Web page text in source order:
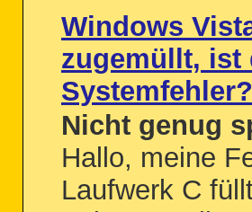
Windows
zugemüllt, ist
Systemfehler?
Nicht genug
Hallo, meine
Laufwerk C